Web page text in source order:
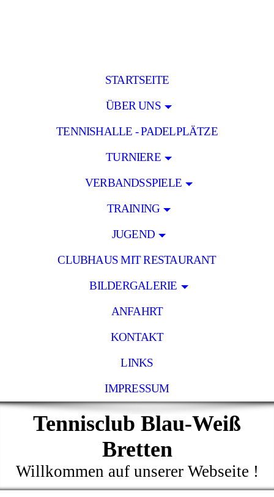
STARTSEITE
ÜBER UNS
TENNISHALLE - PADELPLÄTZE
TURNIERE
VERBANDSSPIELE
TRAINING
JUGEND
CLUBHAUS MIT RESTAURANT
BILDERGALERIE
ANFAHRT
KONTAKT
LINKS
IMPRESSUM
Tennisclub Blau-Weiß
Bretten
Willkommen auf unserer Webseite !